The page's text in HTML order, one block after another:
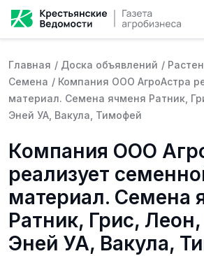
Главная / Доска объявлений /
Семена / Компания ООО АгроАстра
материал. Семена ячменя Ратник,
Эней УА, Вакула, Тимофей
Компания ООО
реализует
материал. Семена
Ратник, Грис,
Эней УА, Вакула,